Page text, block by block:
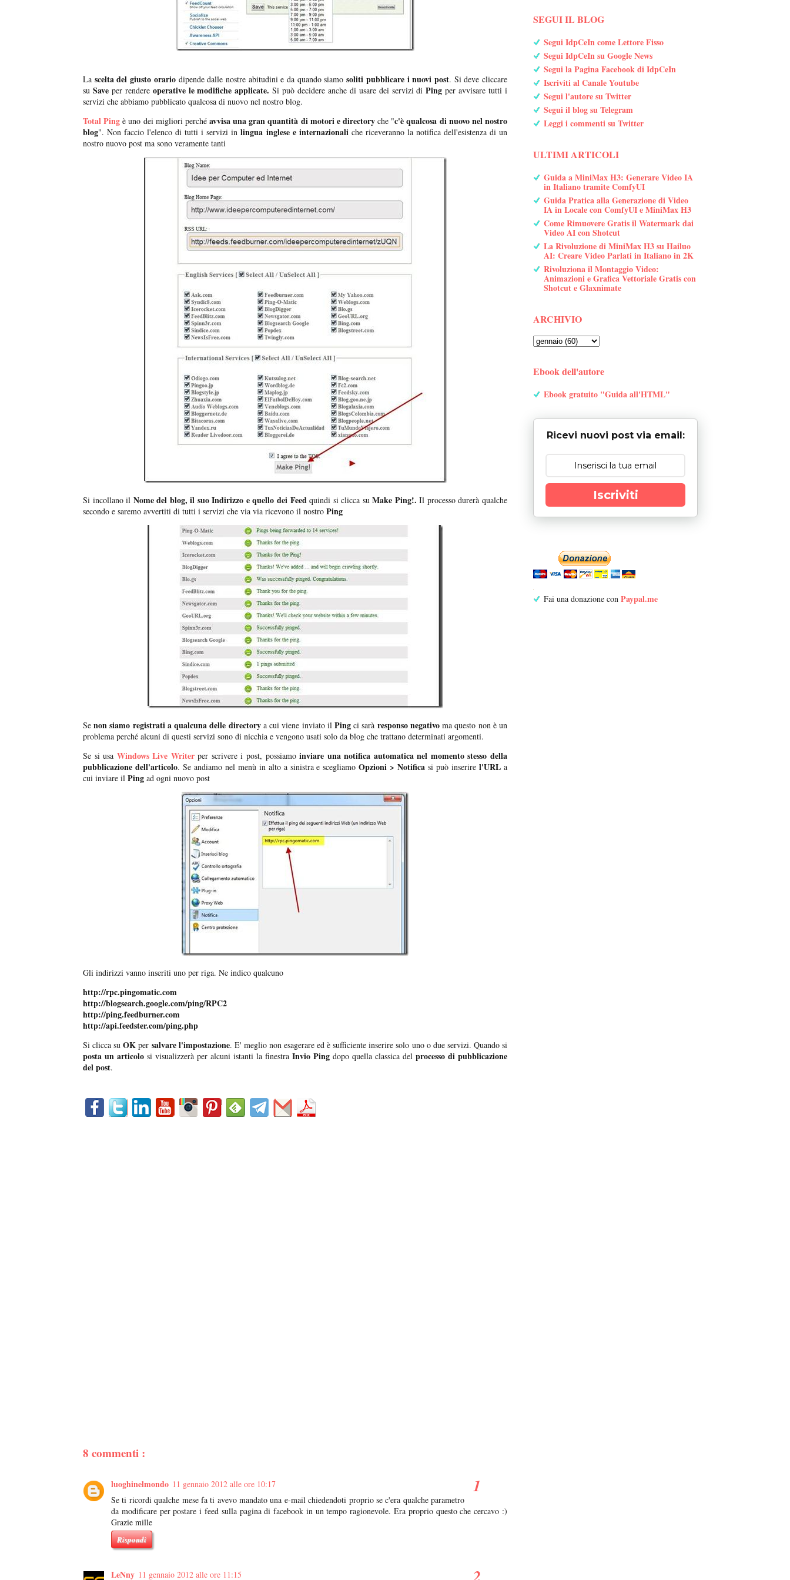
La scelta del giusto orariodipende dalle nostre abitudini e da quando siamosoliti pubblicare i nuovi post. Si deve cliccare
su Saveper rendere operative le modifiche applicate. Si può decidere anche di usare dei servizi diPing per avvisare tutti i
servizi che abbiamo pubblicato qualcosa di nuovo nel nostro blog.
Total Ping è uno dei migliori perchéavvisa una gran quantità di motori e directory che "c'è qualcosa di nuovo nel nostro
blog". Non faccio l'elenco di tutti i servizi inlingua inglese e internazionaliche riceveranno la notifica dell'esistenza di un
nostro nuovo post ma sono veramente tanti
Si incollano il Nome del blog, il suo Indirizzo e quello dei Feedquindi si clicca suMake Ping!.Il processo durerà qualche
secondo e saremo avvertiti di tutti i servizi che via via ricevono il nostro Ping
Senon siamo registrati a qualcuna delle directorya cui viene inviato il Pingci sarà responso negativoma questo non è un
problema perché alcuni di questi servizi sono di nicchia e vengono usati solo da blog che trattano determinati argomenti.
Se si usa Windows Live Writerper scrivere i post, possiamoinviare una notifica automatica nel momento stesso della
pubblicazione dell'articolo. Se andiamo nel menù in alto a sinistra e scegliamoOpzioni > Notifica si può inserire l'URL a
cui inviare il Ping ad ogni nuovo post
Gli indirizzi vanno inseriti uno per riga. Ne indico qualcuno
http://rpc.pingomatic.com
http://blogsearch.google.com/ping/RPC2
http://ping.feedburner.com
http://api.feedster.com/ping.php
Si clicca suOK per salvare l'impostazione. E' meglio non esagerare ed è sufficiente inserire solo uno o due servizi. Quando si
posta un articolo si visualizzerà per alcuni istanti la finestra Invio Ping dopo quella classica del processo di pubblicazione
del post.
8 commenti :
luoghinelmondo 11 gennaio 2012 alle ore 10:17
Se ti ricordi qualche mese fa ti avevo mandato una e-mail chiedendoti proprio se c'era qualche parametro
da modificare per postare i feed sulla pagina di facebook in un tempo ragionevole. Era proprio questo che cercavo :)
Grazie mille
Rispondi
LeNny 11 gennaio 2012 alle ore 11:15
SEGUI IL BLOG
Segui IdpCeIn come Lettore Fisso
Segui IdpCeIn su Google News
Segui la Pagina Facebook di IdpCeIn
Iscriviti al Canale Youtube
Segui l'autore su Twitter
Segui il blog su Telegram
Leggi i commenti su Twitter
ULTIMI ARTICOLI
Guida a MiniMax H3: Generare Video IA
in Italiano tramite ComfyUI
Guida Pratica alla Generazione di Video
IA in Locale con ComfyUI e MiniMax H3
Come Rimuovere Gratis il Watermark dai
Video AI con Shotcut
La Rivoluzione di MiniMax H3 su Hailuo
AI: Creare Video Parlati in Italiano in 2K
Rivoluziona il Montaggio Video:
Animazioni e Grafica Vettoriale Gratis con
Shotcut e Glaxnimate
ARCHIVIO
Ebook dell'autore
Ebook gratuito "Guida all'HTML"
Ricevi nuovi post via email:
Iscriviti
Fai una donazione con Paypal.me